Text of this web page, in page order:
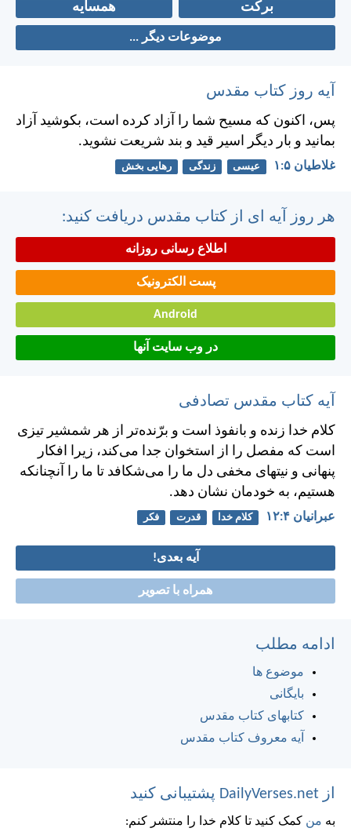
برکت همسایه
موضوعات دیگر ...
آیه روز کتاب مقدس
پس، اكنون كه مسيح شما را آزاد كرده است، بكوشيد آزاد
بمانيد و بار ديگر اسير قيد و بند شريعت نشويد.
غلاطيان ۵:‏۱ عیسی زندگی رهایی بخش
هر روز آیه ای از کتاب مقدس دریافت کنید:
اطلاع رسانی روزانه
پست الکترونیک
Android
در وب سایت آنها
آیه کتاب مقدس تصادفی
كلام خدا زنده و بانفوذ است و برّنده‌تر از هر شمشير تيزی
است كه مفصل را از استخوان جدا می‌كند، زيرا افكار
پنهانی و نيتهای مخفی دل ما را می‌شكافد تا ما را آنچنانكه
هستيم، به خودمان نشان دهد.
عبرانيان ۴:‏۱۲ کلام خدا قدرت فکر
آیه بعدی!
همراه با تصویر
ادامه مطلب
موضوع ها
بایگانی
کتابهای کتاب مقدس
آیه معروف کتاب مقدس
از DailyVerses.net پشتیبانی کنید
به من کمک کنید تا کلام خدا را منتشر کنم: